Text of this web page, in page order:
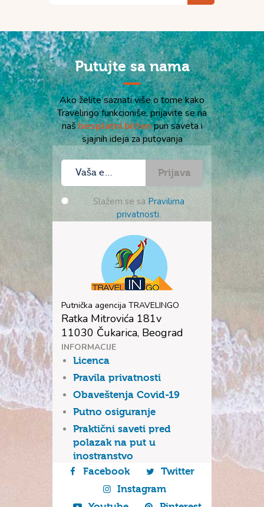
Putujte sa nama
Ako želite saznati više o tome kako
Travelingo funkcioniše, prijavite se na
našbesplatni biltenpun saveta i
sjajnih ideja za putovanja
Prijava
Slažem se sa Pravilima
privatnosti.
Putnička agencija TRAVELINGO
Ratka Mitrovića 181v
11030 Čukarica, Beograd
INFORMACIJE
Licenca
Pravila privatnosti
Obaveštenja Covid-19
Putno osiguranje
Praktični saveti pred
polazak na put u
inostranstvo
Facebook
Twitter
Instagram